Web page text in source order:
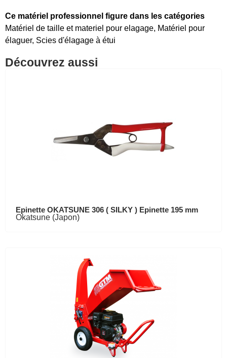
Ce matériel professionnel figure dans les catégories
Matériel de taille et materiel pour elagage, Matériel pour
élaguer, Scies d'élagage à étui
Découvrez aussi
Epinette OKATSUNE 306 ( SILKY ) Epinette 195 mm
Okatsune (Japon)